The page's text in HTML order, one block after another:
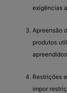
exigências
Apreensão
produtos
Restrições
impor